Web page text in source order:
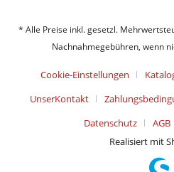
* Alle Preise inkl. gesetzl.
Nachnahmegebühren, wenn
Cookie-Einstellungen
UnserKontakt
Datenschutz
AGB
Realisiert mit